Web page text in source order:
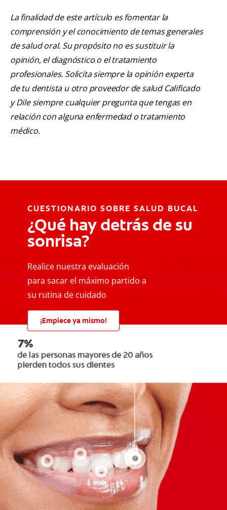
La finalidad de este artículo es fomentar la
comprensión y el conocimiento de temas generales
de salud oral. Su propósito no es sustituir la
opinión, el diagnóstico o el tratamiento
profesionales. Solicita siempre la opinión experta
de tu dentista u otro proveedor de salud Calificado
y Dile siempre cualquier pregunta que tengas en
relación con alguna enfermedad o tratamiento
médico.
CUESTIONARIO SOBRE SALUD BUCAL
¿Qué hay detrás de su
sonrisa?
Realice nuestra evaluación
para sacar el máximo partido a
su rutina de cuidado
¡Empiece ya mismo!